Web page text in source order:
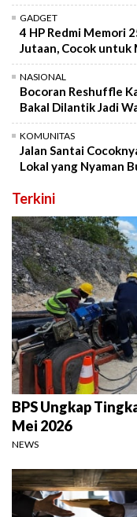
GADGET
4 HP Redmi Memori
Jutaan, Cocok
NASIONAL
Bocoran Reshuffle
Bakal Dilantik Jadi
KOMUNITAS
Jalan Santai
Lokal yang Nyaman
Terkini
BPS Ungkap
Mei 2026
NEWS